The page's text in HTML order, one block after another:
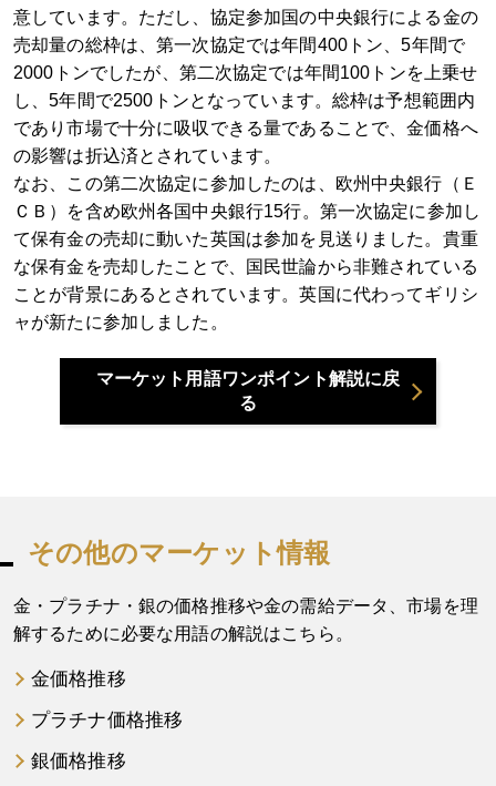
意しています。ただし、協定参加国の中央銀行による金の
売却量の総枠は、第一次協定では年間400トン、5年間で
2000トンでしたが、第二次協定では年間100トンを上乗せ
し、5年間で2500トンとなっています。総枠は予想範囲内
であり市場で十分に吸収できる量であることで、金価格へ
の影響は折込済とされています。
なお、この第二次協定に参加したのは、欧州中央銀行（Ｅ
ＣＢ）を含め欧州各国中央銀行15行。第一次協定に参加し
て保有金の売却に動いた英国は参加を見送りました。貴重
な保有金を売却したことで、国民世論から非難されている
ことが背景にあるとされています。英国に代わってギリシ
ャが新たに参加しました。
マーケット用語ワンポイント解説に戻
る
その他のマーケット情報
金・プラチナ・銀の価格推移や金の需給データ、市場を理
解するために必要な用語の解説はこちら。
金価格推移
プラチナ価格推移
銀価格推移